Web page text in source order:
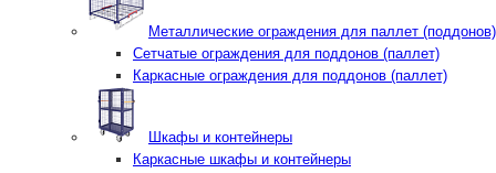
Металлические ограждения для паллет (поддонов)
Сетчатые ограждения для поддонов (паллет)
Каркасные ограждения для поддонов (паллет)
Шкафы и контейнеры
Каркасные шкафы и контейнеры